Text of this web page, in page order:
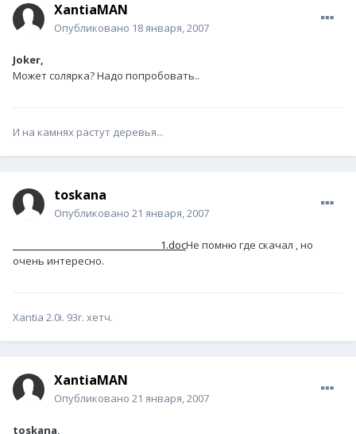
XantiaMAN
Опубликовано 18 января, 2007
Joker,
Может солярка? Надо попробовать..
И на камнях растут деревья...
toskana
Опубликовано 21 января, 2007
_______________________________1.docНе помню где скачал , но
очень интересно.
Xantia 2.0i. 93г. хетч.
XantiaMAN
Опубликовано 21 января, 2007
toskana,